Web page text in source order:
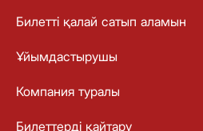
Билетті қалай сатып аламын
Ұйымдастырушы
Компания туралы
Билеттерді қайтару